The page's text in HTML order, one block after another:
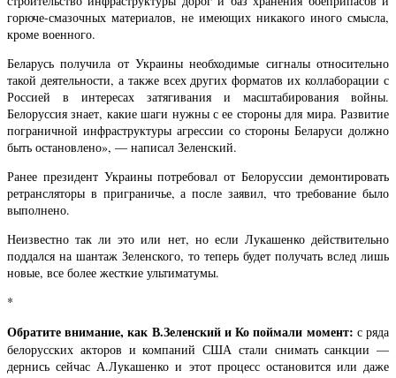
горюче-смазочных материалов, не имеющих никакого иного смысла,
кроме военного.
Беларусь получила от Украины необходимые сигналы относительно
такой деятельности, а также всех других форматов их коллаборации с
Россией в интересах затягивания и масштабирования войны.
Белоруссия знает, какие шаги нужны с ее стороны для мира. Развитие
пограничной инфраструктуры агрессии со стороны Беларуси должно
быть остановлено», — написал Зеленский.
Ранее президент Украины потребовал от Белоруссии демонтировать
ретрансляторы в приграничье, а после заявил, что требование было
выполнено.
Неизвестно так ли это или нет, но если Лукашенко действительно
поддался на шантаж Зеленского, то теперь будет получать вслед лишь
новые, все более жесткие ультиматумы.
*
Обратите внимание, как В.Зеленский и Ко поймали момент: с ряда
белорусских акторов и компаний США стали снимать санкции —
дернись сейчас А.Лукашенко и этот процесс остановится или даже